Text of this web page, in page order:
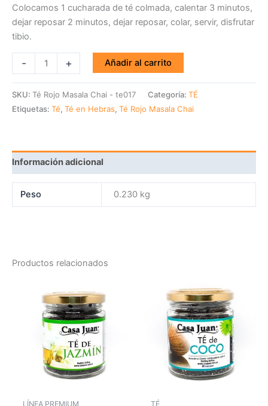
Colocamos 1 cucharada de té colmada, calentar 3 minutos,
dejar reposar 2 minutos, dejar reposar, colar, servir, disfrutar
tibio.
- + Añadir al carrito
SKU: Té Rojo Masala Chai - te017 Categoría: TÉ
Etiquetas: Té, Té en Hebras, Té Rojo Masala Chai
Información adicional
Peso 0.230 kg
Productos relacionados
LÍNEA PREMIUM TÉ